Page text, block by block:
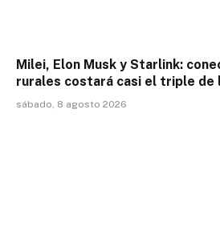
Milei, Elon Musk y Starlink:
rurales costará casi el triple de
sábado, 8 agosto 2026